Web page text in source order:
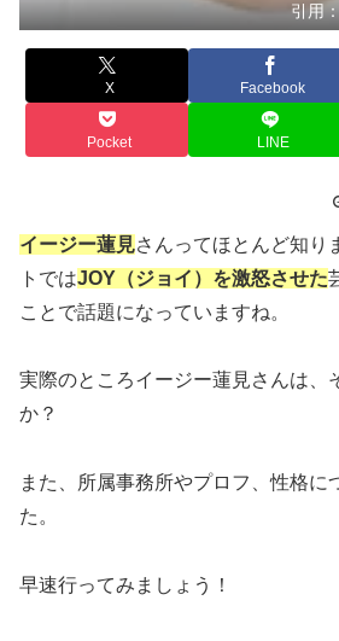
引用
X Facebook
Pocket LINE
イージー蓮見さんってほとんど知り
トではJOY（ジョイ）を激怒させた
ことで話題になっていますね。
実際のところイージー蓮見さんは、
か？
また、所属事務所やプロフ、性格に
た。
早速行ってみましょう！